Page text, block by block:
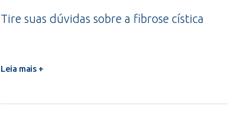
Tire suas dúvidas sobre a fibrose cística
Leia mais +